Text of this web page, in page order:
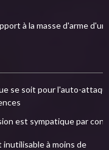
à la masse d'arme d'un
se soit pour l'auto-
est sympatique par
à moins de